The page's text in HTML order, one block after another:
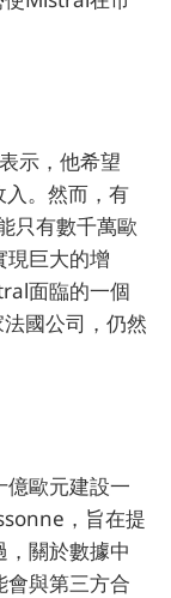
示，他希望
。然而，有
只有數千萬歐
巨大的增
面臨的一個
國公司，仍然
歐元建設一
，旨在提
關於數據中
與第三方合